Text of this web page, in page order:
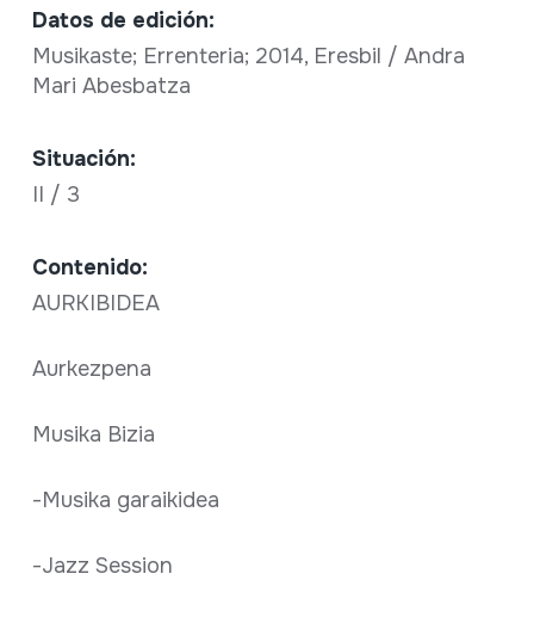
Datos de edición:
Musikaste; Errenteria; 2014, Eresbil / Andra
Mari Abesbatza
Situación:
II / 3
Contenido:
AURKIBIDEA
Aurkezpena
Musika Bizia
-Musika garaikidea
-Jazz Session